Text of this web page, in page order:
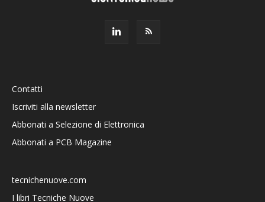
Contatti
Iscriviti alla newsletter
Abbonati a Selezione di Elettronica
Abbonati a PCB Magazine
tecnichenuove.com
I libri Tecniche Nuove